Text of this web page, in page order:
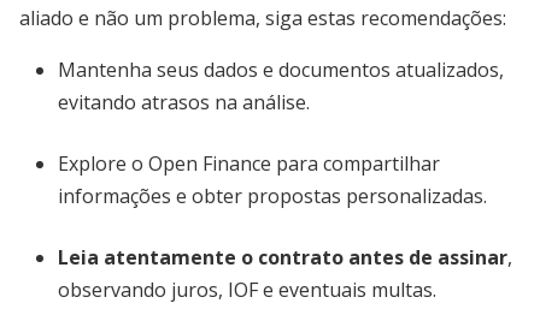
aliado e não um problema, siga estas recomendações:
Mantenha seus dados e documentos atualizados,
evitando atrasos na análise.
Explore o Open Finance para compartilhar
informações e obter propostas personalizadas.
Leia atentamente o contrato antes de assinar,
observando juros, IOF e eventuais multas.